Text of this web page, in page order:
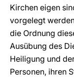
Kirchen eigen
vorgelegt
die Ordnung
Ausübung des
Heiligung und
Personen, ihren